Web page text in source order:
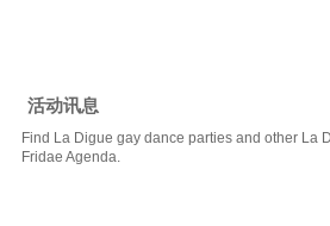
活动讯息
Find La Digue gay dance parties and other La
Fridae Agenda.